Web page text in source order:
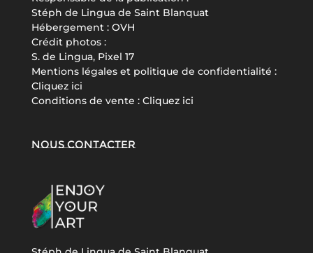
Stéph de Lingua de Saint Blanquat
Hébergement : OVH
Crédit photos :
S. de Lingua, Pixel 17
Mentions légales et politique de confidentialité :
Cliquez ici
Conditions de vente : Cliquez ici
Nous contacter